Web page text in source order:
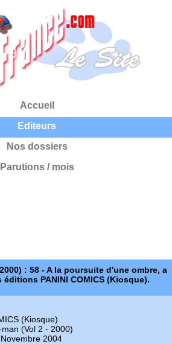
Accueil
Editeurs
Nos dossiers
Parutions / mois
: 58 - A la poursuite d'une ombre, a
PANINI COMICS (Kiosque).
(Kiosque)
(Vol 2 - 2000)
Novembre 2004